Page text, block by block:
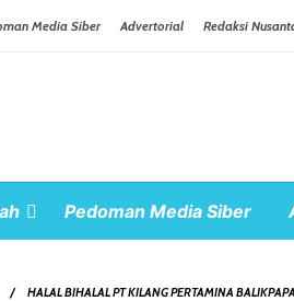
Media Siber Advertorial Redaksi
Pedoman Media Siber
HALAL BIHALAL PT KILANG PERTAMINA